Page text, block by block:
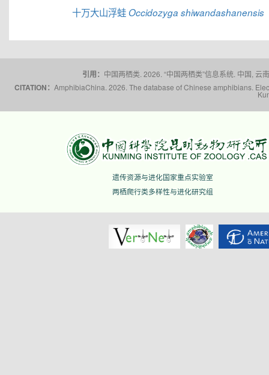
十万大山浮蛙Occidozyga shiwandashanensis
引用： 中国两栖类. 2026. “中国两栖类”信息系统. 中国,
CITATION： AmphibiaChina. 2026. The database of Chinese amphibians.
遗传资源与进化国家重点实验室
两栖爬行类多样性与进化研究组